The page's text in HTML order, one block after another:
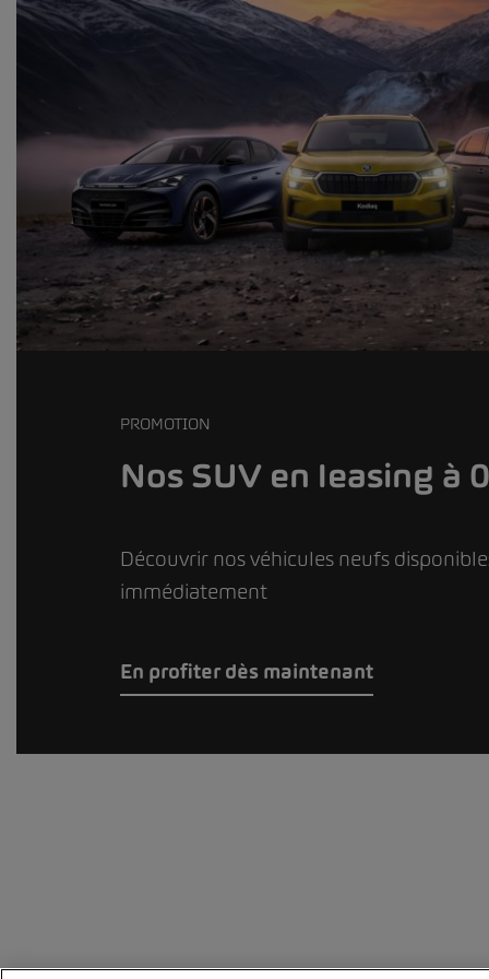
PROMOTION
Nos SUV en leasing à
Découvrir nos véhicules neufs
immédiatement
En profiter dès maintenant